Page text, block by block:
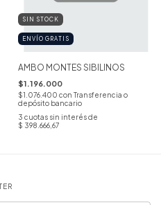
SIN STOCK
ENVÍO GRATIS
AMBO MONTES SIBILINOS
$1.196.000
$1.076.400 con Transferencia o
depósito bancario
3 cuotas sin interés de
$ 398.666,67